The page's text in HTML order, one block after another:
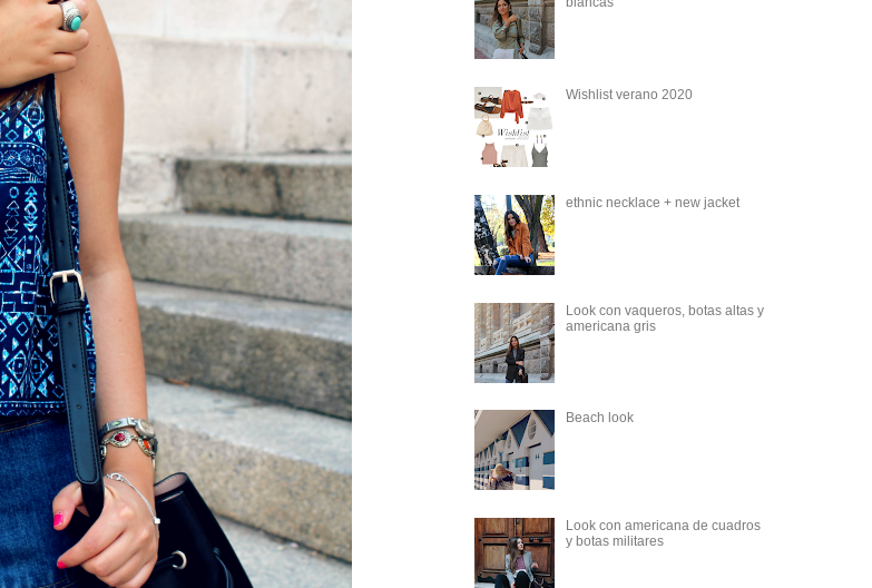
Wishlist verano 2020
ethnic necklace + new jacket
Look con vaqueros, botas altas y
americana gris
Beach look
Look con americana de cuadros
y botas militares